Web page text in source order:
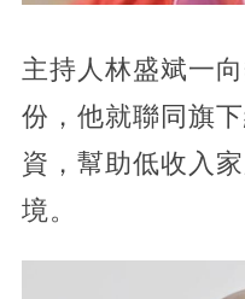
主持人林盛斌一
份，他就聯同旗
資，幫助低收入
境。